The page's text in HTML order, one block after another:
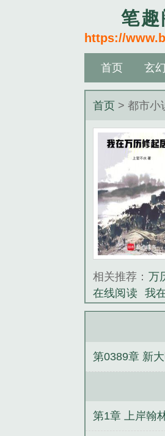
笔趣
https://
首页 玄
首页 > 都市
相关推荐： 万
在线阅读
我
修起居注 在
江的蛊惑之路
第0389章 新
第1章 上岸翰